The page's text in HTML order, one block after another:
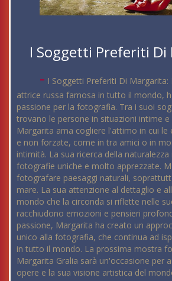
I Soggetti Preferiti
- I Soggetti Preferiti Di Margarita:
attrice russa famosa in tutto il mondo,
passione per la fotografia. Tra i suoi
trovano le persone in situazioni intime e
Margarita ama cogliere l'attimo in cui le
e non forzate, come in tra amici o in
intimità. La sua ricerca della naturalezza
fotografie uniche e molto apprezzate.
fotografare paesaggi naturali,
mare. La sua attenzione al dettaglio e
mondo che la circonda si riflette nelle
racchiudono emozioni e pensieri
passione, Margarita ha creato un
unico alla fotografia, che continua ad
in tutto il mondo. La prossima mostra
Margarita Gralia sarà un'occasione per
opere e la sua visione artistica del